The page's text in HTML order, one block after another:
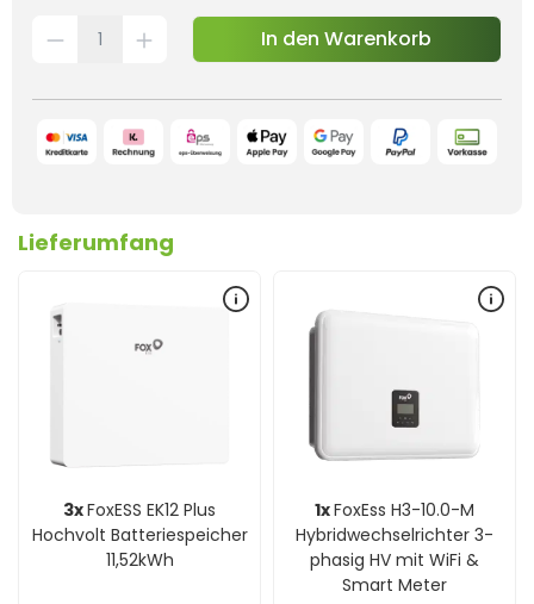
In den Warenkorb
Lieferumfang
3xFoxESS EK12 Plus
Hochvolt Batteriespeicher
11,52kWh
1xFoxEss H3-10.0-M
Hybridwechselrichter 3-
phasig HV mit WiFi &
Smart Meter